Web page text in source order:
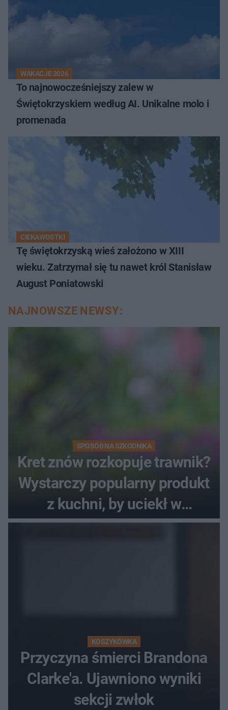
WAKACJE 2026
To najnowocześniejszy zalew w
Świętokrzyskiem według AI. Unikalne molo i
promenada
CIEKAWOSTKI
Tę świętokrzyską wieś założono w XIII
wieku. Zatrzymał się tu nawet król Stanisław
August Poniatowski
NAJNOWSZE NEWSY:
SPOSÓB NA SZKODNIKA
Kret znów rozkopuje trawnik?
Wystarczy popularny produkt
z kuchni, by uciekł w
popłochu
KOSZYKÓWKA
Przyczyna śmierci Brandona
Clarke'a. Ujawniono wyniki
sekcji zwłok